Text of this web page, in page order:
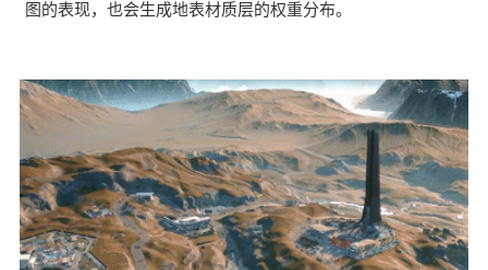
图的表现，也会生成地表材质层的权重分布。